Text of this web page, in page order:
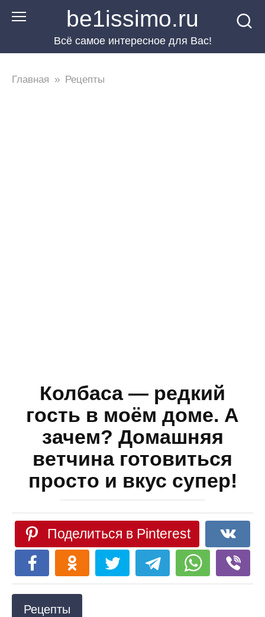
Перейти
be1issimo.ru
Всё самое интересное для Вас!
Главная » Рецепты
Колбаса — редкий
гость в моём доме. А
зачем? Домашняя
ветчина готовиться
просто и вкус супер!
Поделиться в Pinterest
Рецепты